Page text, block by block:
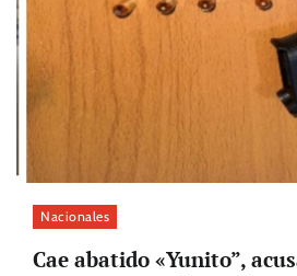
Nacionales
Cae abatido «Yunito”,